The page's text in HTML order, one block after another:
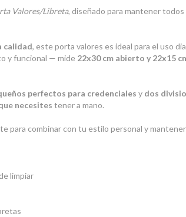
Valores/Libreta, diseñado para mantener
calidad, este porta valores es ideal para el uso
y funcional — mide 22x30 cm abierto y 22x15
perfectos para credenciales y dos
necesites tener a mano.
para combinar con tu estilo personal y
limpiar